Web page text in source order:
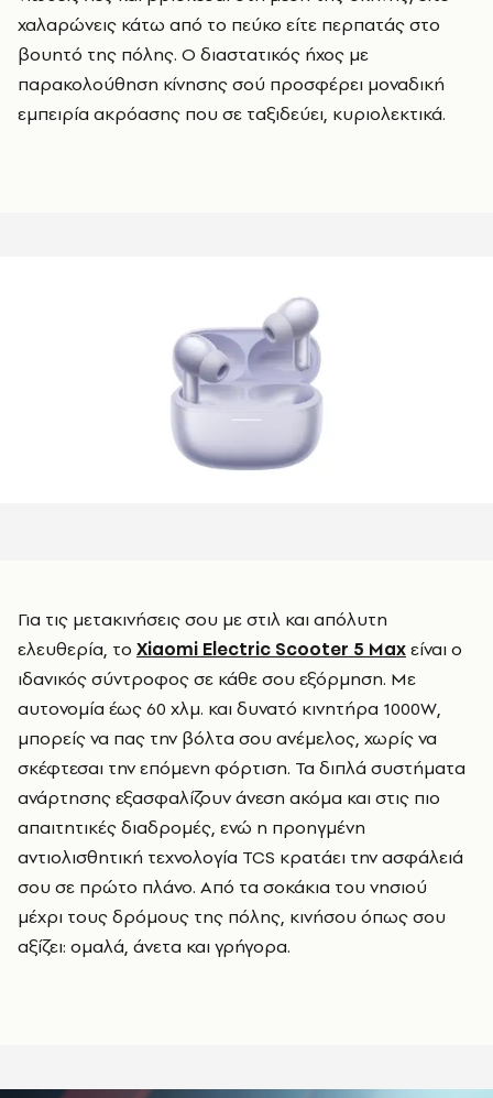
χαλαρώνεις κάτω από το πεύκο είτε περπατάς στο
βουητό της πόλης. Ο διαστατικός ήχος με
παρακολούθηση κίνησης σού προσφέρει μοναδική
εμπειρία ακρόασης που σε ταξιδεύει, κυριολεκτικά.
Για τις μετακινήσεις σου με στιλ και απόλυτη
ελευθερία, το Xiaomi Electric Scooter 5 Maxείναι ο
ιδανικός σύντροφος σε κάθε σου εξόρμηση. Με
αυτονομία έως 60 χλμ. και δυνατό κινητήρα 1000W,
μπορείς να πας την βόλτα σου ανέμελος, χωρίς να
σκέφτεσαι την επόμενη φόρτιση. Τα διπλά συστήματα
ανάρτησης εξασφαλίζουν άνεση ακόμα και στις πιο
απαιτητικές διαδρομές, ενώ η προηγμένη
αντιολισθητική τεχνολογία TCS κρατάει την ασφάλειά
σου σε πρώτο πλάνο. Από τα σοκάκια του νησιού
μέχρι τους δρόμους της πόλης, κινήσου όπως σου
αξίζει: ομαλά, άνετα και γρήγορα.